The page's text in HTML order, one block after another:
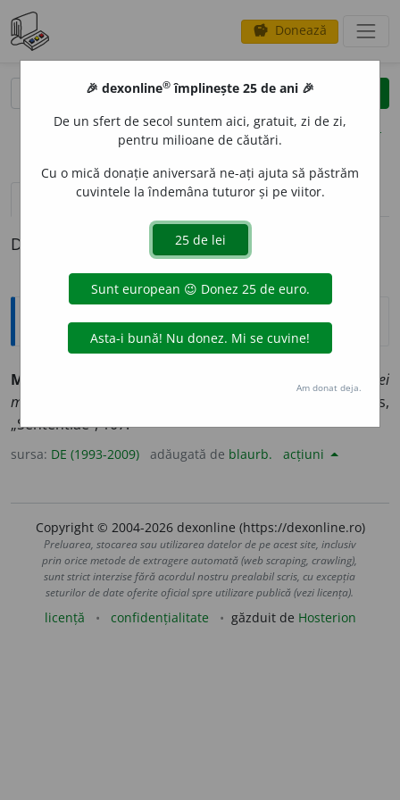
savings Donează
clear
opțiuni
definiții (1)
Definiția cu ID-ul 564016:
Enciclopedice
MAGNI MINORES SAEPE FURES PUNIUNT
hoții cei
mari pedepsesc adesea pe hoții cei mici
– Balbus,
„Sententiae”, 107.
sursa: DE (1993-2009) adăugată de blaurb. acțiuni
Copyright © 2004-2026 dexonline (https://dexonline.ro)
Preluarea, stocarea sau utilizarea datelor de pe acest site, inclusiv
prin orice metode de extragere automată (web scraping, crawling),
sunt strict interzise fără acordul nostru prealabil scris, cu excepția
seturilor de date oferite oficial spre utilizare publică (vezi licența).
licență confidențialitate găzduit de Hosterion
🎉 dexonline® împlinește 25 de ani 🎉
De un sfert de secol suntem aici, gratuit, zi de zi,
pentru milioane de căutări.
Cu o mică donație aniversară ne-ați ajuta să păstrăm
cuvintele la îndemâna tuturor și pe viitor.
Am donat deja.